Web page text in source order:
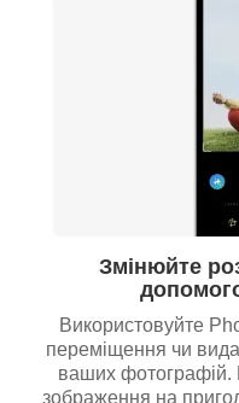
Змінюйте
Використовуйте
переміщення чи
ваших фотографій.
зображення на